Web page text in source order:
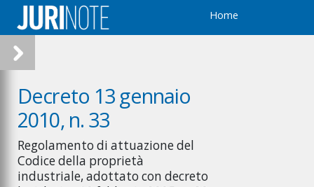
Home
Decreto 13 gennaio
2010, n. 33
Regolamento di attuazione del
Codice della proprietà
industriale, adottato con decreto